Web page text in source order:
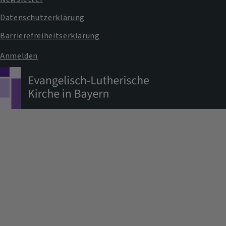
Datenschutzerklärung
Barrierefreiheitserklärung
Benutzermenü
Anmelden